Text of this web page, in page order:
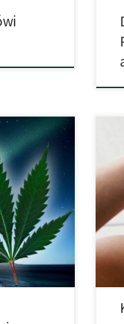
zamiast ich
Jak
się